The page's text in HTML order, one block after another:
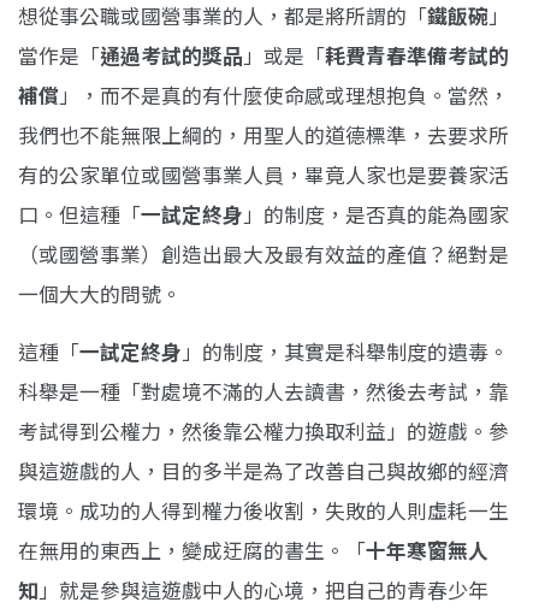
想從事公職或國營事業的人，都是將所謂的「鐵飯碗」
當作是「通過考試的獎品」或是「耗費青春準備考試的
補償」，而不是真的有什麼使命感或理想抱負。當然，
我們也不能無限上綱的，用聖人的道德標準，去要求所
有的公家單位或國營事業人員，畢竟人家也是要養家活
口。但這種「一試定終身」的制度，是否真的能為國家
（或國營事業）創造出最大及最有效益的產值？絕對是
一個大大的問號。
這種「一試定終身」的制度，其實是科舉制度的遺毒。
科舉是一種「對處境不滿的人去讀書，然後去考試，靠
考試得到公權力，然後靠公權力換取利益」的遊戲。參
與這遊戲的人，目的多半是為了改善自己與故鄉的經濟
環境。成功的人得到權力後收割，失敗的人則虛耗一生
在無用的東西上，變成迂腐的書生。「十年寒窗無人
知」就是參與這遊戲中人的心境，把自己的青春少年